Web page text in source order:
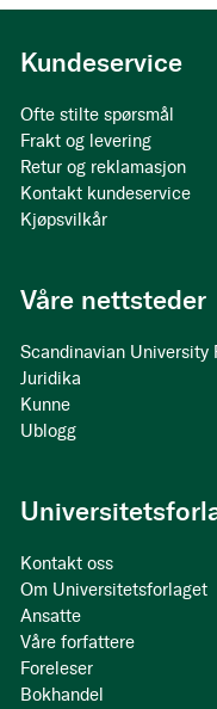
Kundeservice
Ofte stilte spørsmål
Frakt og levering
Retur og reklamasjon
Kontakt kundeservice
Kjøpsvilkår
Våre nettsteder
Scandinavian University
Juridika
Kunne
Ublogg
Kontakt oss
Om Universitetsforlaget
Ansatte
Våre forfattere
Foreleser
Bokhandel